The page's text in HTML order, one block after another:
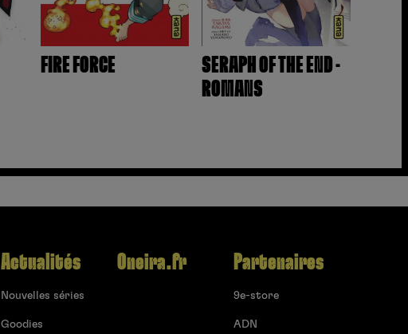
FIRE FORCE
SERAPH OF THE END -
ROMANS
Actualités
Nouvelles séries
Goodies
Oneira.fr Partenaires
9e-store
ADN